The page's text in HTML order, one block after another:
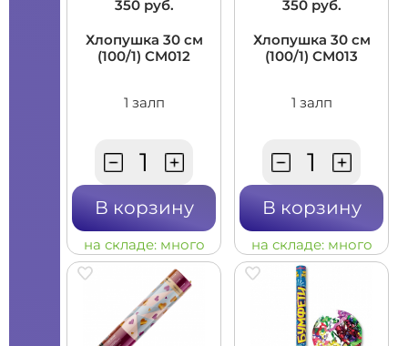
350 руб.
Хлопушка 30 см
(100/1) CM012
1 залп
В корзину
на складе: много
350 руб.
Хлопушка 30 см
(100/1) CM013
1 залп
В корзину
на складе: много